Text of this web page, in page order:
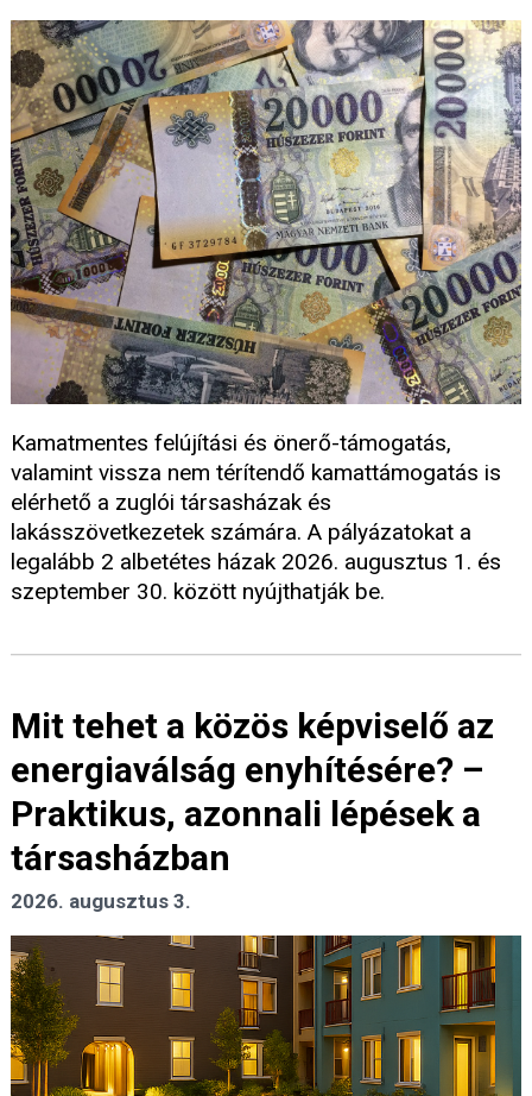
Kamatmentes felújítási és önerő-támogatás,
valamint vissza nem térítendő kamattámogatás is
elérhető a zuglói társasházak és
lakásszövetkezetek számára. A pályázatokat a
legalább 2 albetétes házak 2026. augusztus 1. és
szeptember 30. között nyújthatják be.
Mit tehet a közös képviselő az
energiaválság enyhítésére? –
Praktikus, azonnali lépések a
társasházban
2026. augusztus 3.